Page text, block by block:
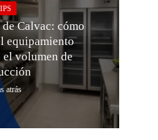
Calvac: cómo
equipamiento
el volumen de
atrás